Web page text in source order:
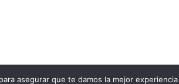
asegurar que te damos la mejor